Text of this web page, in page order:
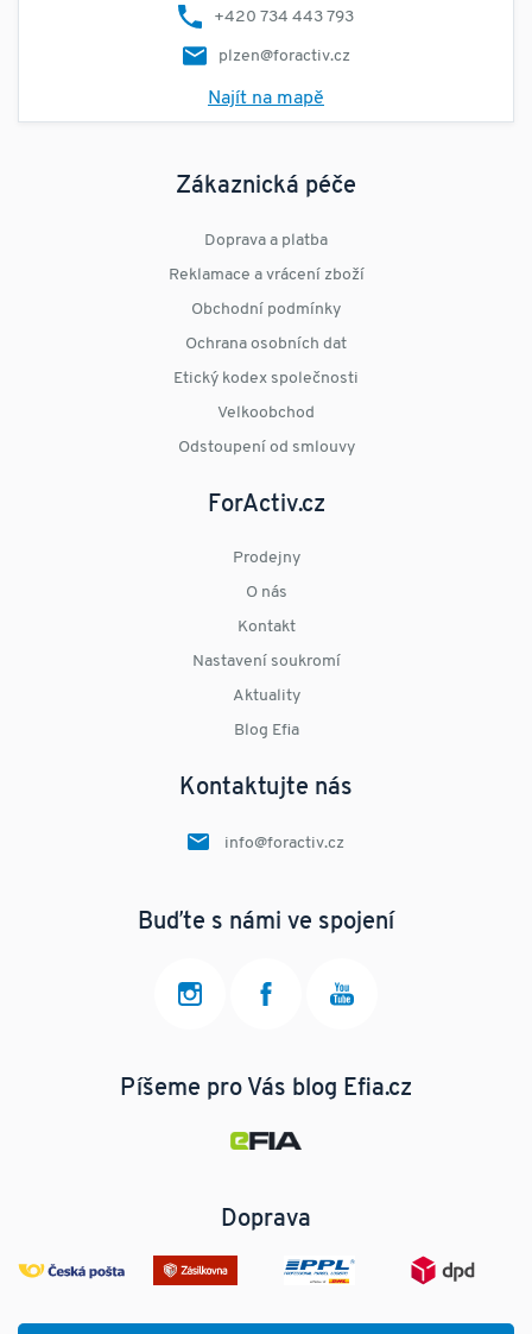
+420 734 443 793
plzen@foractiv.cz
Najít na mapě
Zákaznická péče
Doprava a platba
Reklamace a vrácení zboží
Obchodní podmínky
Ochrana osobních dat
Etický kodex společnosti
Velkoobchod
Odstoupení od smlouvy
ForActiv.cz
Prodejny
O nás
Kontakt
Nastavení soukromí
Aktuality
Blog Efia
Kontaktujte nás
info@foractiv.cz
Buďte s námi ve spojení
Píšeme pro Vás blog Efia.cz
Doprava